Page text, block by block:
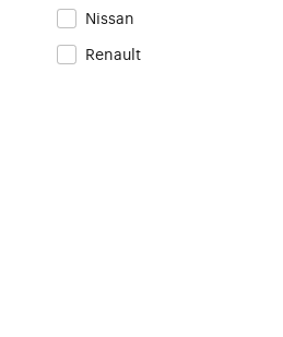
Breck
Brembo
Nissan
Renault